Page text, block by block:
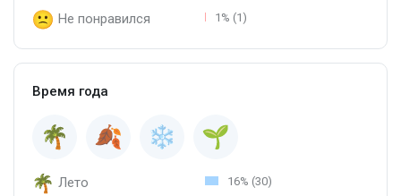
Не понравился 1% (1)
Время года
Лето 16% (30)